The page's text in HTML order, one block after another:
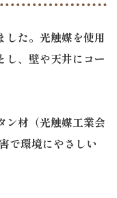
した。​​光触媒を使用
し、壁や天井にコー
ン材（光触媒工業会
で環境にやさしい